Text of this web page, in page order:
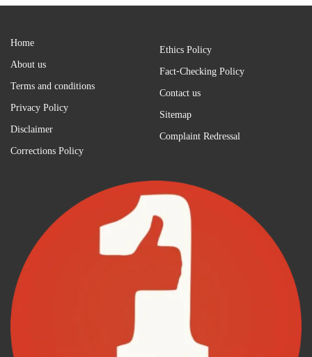
Home
About us
Terms and conditions
Privacy Policy
Disclaimer
Corrections Policy
Ethics Policy
Fact-Checking Policy
Contact us
Sitemap
Complaint Redressal